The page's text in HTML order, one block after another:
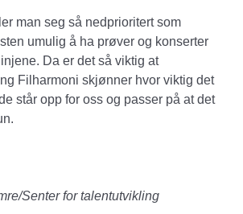
man seg så nedprioritert som
umulig å ha prøver og konserter
Da er det så viktig at
Filharmoni skjønner hvor viktig det
står opp for oss og passer på at det
Senter for talentutvikling